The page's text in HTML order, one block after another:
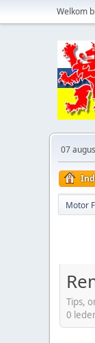
Welkom
07
Motor
Tips,
0